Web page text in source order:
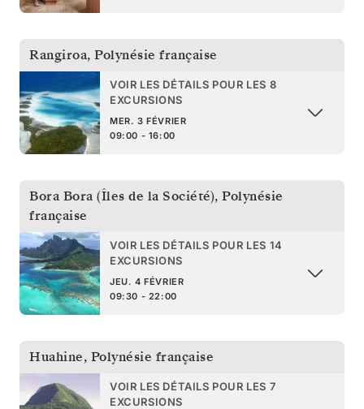
Rangiroa, Polynésie française
VOIR LES DÉTAILS POUR LES 8
EXCURSIONS
MER. 3 FÉVRIER
09:00 - 16:00
Bora Bora (Îles de la Société), Polynésie
française
VOIR LES DÉTAILS POUR LES 14
EXCURSIONS
JEU. 4 FÉVRIER
09:30 - 22:00
Huahine, Polynésie française
VOIR LES DÉTAILS POUR LES 7
EXCURSIONS